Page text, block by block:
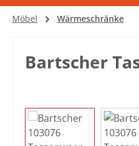
Möbel Wärmeschränke
Bartscher
Bildergalerie